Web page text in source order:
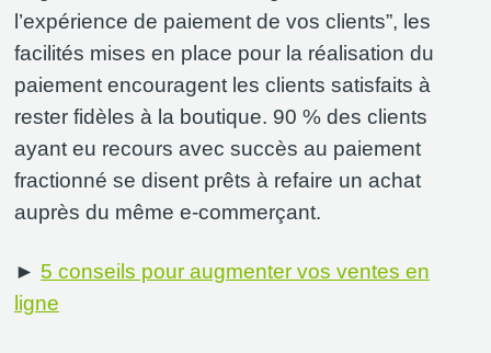
l’expérience de paiement de vos clients”, les
facilités mises en place pour la réalisation du
paiement encouragent les clients satisfaits à
rester fidèles à la boutique. 90 % des clients
ayant eu recours avec succès au paiement
fractionné se disent prêts à refaire un achat
auprès du même e-commerçant.
► 5 conseils pour augmenter vos ventes en
ligne